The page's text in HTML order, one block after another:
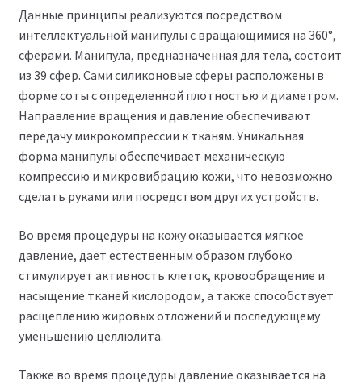
7905b0944f96
Мы официальный
представитель завода по
производству
косметологических
Данные принципы реализуются посредством
интеллектуальной манипулы с вращающимися на 360°,
сферами. Манипула, предназначенная для тела, состоит
из 39 сфер. Сами силиконовые сферы расположены в
форме соты с определенной плотностью и диаметром.
Направление вращения и давление обеспечивают
передачу микрокомпрессии к тканям. Уникальная
форма манипулы обеспечивает механическую
компрессию и микровибрацию кожи, что невозможно
сделать руками или посредством других устройств.
Во время процедуры на кожу оказывается мягкое
давление, дает естественным образом глубоко
стимулирует активность клеток, кровообращение и
насыщение тканей кислородом, а также способствует
расщеплению жировых отложений и последующему
уменьшению целлюлита.
Также во время процедуры давление оказывается на